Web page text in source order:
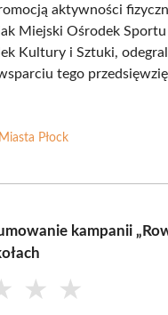
aktywności
Miejski Ośrodek
Kultury i Sztuki,
tego
Płock
kampanii
★ ★